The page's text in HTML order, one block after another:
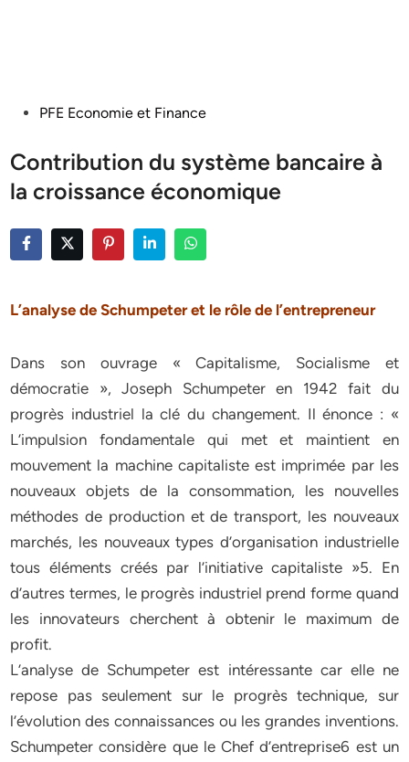
PostedPFE Economie et Finance
Contribution du système bancaire à
la croissance économique
L’analyse de Schumpeter et le rôle de l’entrepreneur
Dans son ouvrage « Capitalisme, Socialisme et
démocratie », Joseph Schumpeter en 1942 fait du
progrès industriel la clé du changement. Il énonce : «
L’impulsion fondamentale qui met et maintient en
mouvement la machine capitaliste est imprimée par les
nouveaux objets de la consommation, les nouvelles
méthodes de production et de transport, les nouveaux
marchés, les nouveaux types d’organisation industrielle
tous éléments créés par l’initiative capitaliste »5. En
d’autres termes, le progrès industriel prend forme quand
les innovateurs cherchent à obtenir le maximum de
profit.
L’analyse de Schumpeter est intéressante car elle ne
repose pas seulement sur le progrès technique, sur
l’évolution des connaissances ou les grandes inventions.
Schumpeter considère que le Chef d’entreprise6 est un